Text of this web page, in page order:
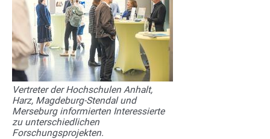
Vertreter der Hochschulen Anhalt,
Harz, Magdeburg-Stendal und
Merseburg informierten Interessierte
zu unterschiedlichen
Forschungsprojekten.